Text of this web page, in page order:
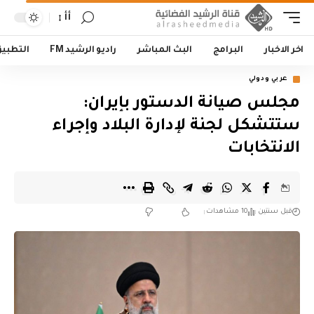
أأ
اخر الاخبار البرامج البث المباشر راديو الرشيد FM
عربي ودولي
مجلس صيانة الدستور بإيران:
ستتشكل لجنة لإدارة البلاد وإجراء
الانتخابات
قبل سنتين 10 مشاهدات